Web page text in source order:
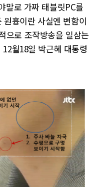
말로 가짜 태블릿PC를
흉이란 사실엔 변함이
으로 조작방송을 일삼는
월18일 박근혜 대통령